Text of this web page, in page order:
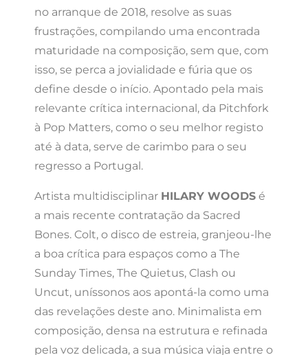
no arranque de 2018, resolve as suas
frustrações, compilando uma encontrada
maturidade na composição, sem que, com
isso, se perca a jovialidade e fúria que os
define desde o início. Apontado pela mais
relevante crítica internacional, da Pitchfork
à Pop Matters, como o seu melhor registo
até à data, serve de carimbo para o seu
regresso a Portugal.
Artista multidisciplinar HILARY WOODS é
a mais recente contratação da Sacred
Bones. Colt, o disco de estreia, granjeou-lhe
a boa crítica para espaços como a The
Sunday Times, The Quietus, Clash ou
Uncut, uníssonos aos apontá-la como uma
das revelações deste ano. Minimalista em
composição, densa na estrutura e refinada
pela voz delicada, a sua música viaja entre o